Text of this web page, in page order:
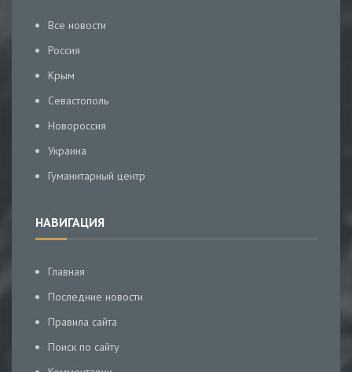
Все новости
Россия
Крым
Севастополь
Новороссия
Украина
Гуманитарный центр
НАВИГАЦИЯ
Главная
Последние новости
Правила сайта
Поиск по сайту